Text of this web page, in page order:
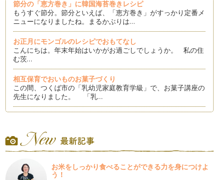
節分の「恵方巻き」に韓国海苔巻きレシピ
もうすぐ節分。節分といえば、「恵方巻き」がすっかり定番メ
ニューになりましたね。まるかぶりは…
お正月にモンゴルのレシピでおもてなし
こんにちは。年末年始はいかがお過ごしでしょうか。 私の住
む茨…
相互保育でおいものお菓子づくり
この間、つくば市の「乳幼児家庭教育学級」で、お菓子講座の
先生になりました。 「乳…
日」が開催されます。10月1日（火…
つくば市の小中一貫教育は？
こんにちは。今回は筑波研究学園都市の最新教育事情をお届け
します。茨城県つくば市では、市内の…
お米をしっかり食べることができる力を身につけよ
う！